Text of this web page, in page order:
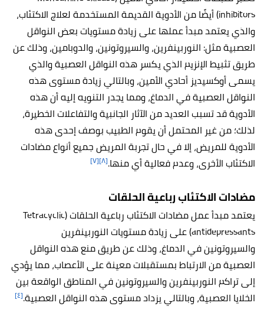
inhibitors) أيضًا من الأدوية القديمة المستخدمة لعلاج الاكتئاب،
والذي يعتمد مبدأ عملها على زيادة مستويات بعض النواقل
العصبية مثل: النوربينفرين، والسيروتونين، والدوبامين، وذلك عن
طريق تثبيط الإنزيم الذي يكسر هذه النواقل العصبية والذي
يسمى أوكسيديز أحادي الأمين، وبالتالي زيادة مستوى هذه
النواقل العصبية في الدماغ، ومما يجدر التنويه إليه أن هذه
الأدوية قد تسبب العديد من الآثار الجانبية والتفاعلات الخطيرة،
لذلك؛ من غير المحتمل أن يقوم الطبيب بوصف إحدى هذه
الأدوية للمريض، إلا في حال تجربة المريض جميع أنواع مضادات
الاكتئاب الأخرى، وعدم فعالية أي منها.[٨] [٧]
مضادات الاكتئاب رباعية الحلقات
يعتمد مبدأ عمل مضادات الاكتئاب رباعية الحلقات (Tetracyclic
antidepressants) على زيادة مستويات النوربينفرين
والسيروتونين في الدماغ، وذلك عن طريق منع هذه النواقل
العصبية من الارتباط بمستقبلات معينة على الأعصاب، مما يؤدي
إلى تراكم النوربينفرين والسيروتونين في المناطق الواقعة بين
الخلايا العصبية، وبالتالي يزداد مستوى هذه النواقل العصبية.[٤]